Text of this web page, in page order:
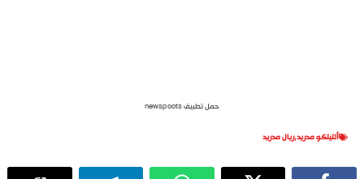
حمل تطبيق newspoots
أتليتكو مدريد,ريال مدريد